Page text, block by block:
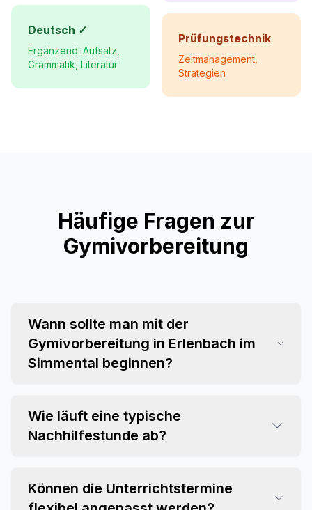
Deutsch ✓
Ergänzend: Aufsatz,
Grammatik, Literatur
Prüfungstechnik
Zeitmanagement,
Strategien
Häufige Fragen zur
Gymivorbereitung
Wann sollte man mit der
Gymivorbereitung in Erlenbach im
Simmental beginnen?
Wie läuft eine typische
Nachhilfestunde ab?
Können die Unterrichtstermine